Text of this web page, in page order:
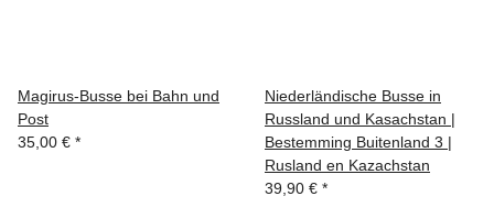
Magirus-Busse bei Bahn und
Post
35,00 € *
Niederländische Busse in
Russland und Kasachstan |
Bestemming Buitenland 3 |
Rusland en Kazachstan
39,90 € *